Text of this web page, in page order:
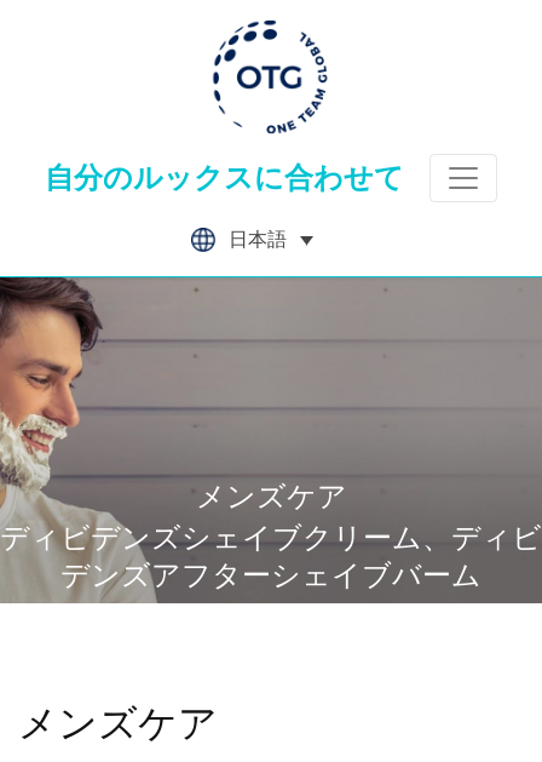
自分のルックスに合わせて
日本語
メンズケア
ディビデンズシェイブクリーム、ディビ
デンズアフターシェイブバーム
メンズケア